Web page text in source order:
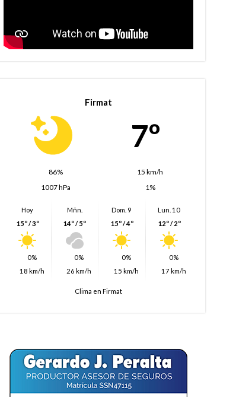
Firmat
7º
86%
15 km/h
1007 hPa
1%
Hoy
15º / 3º
0%
18 km/h
Mñn.
14º / 5º
0%
26 km/h
Dom. 9
15º / 4º
0%
15 km/h
Lun. 10
12º / 2º
0%
17 km/h
Clima en Firmat